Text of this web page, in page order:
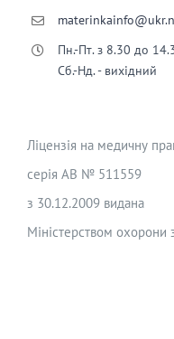
Пн.-Пт. з 8.30 до
Сб.-Нд. - вихідний
Ліцензія на медичну
серія АВ № 511559
з 30.12.2009 видана
Міністерством охорони